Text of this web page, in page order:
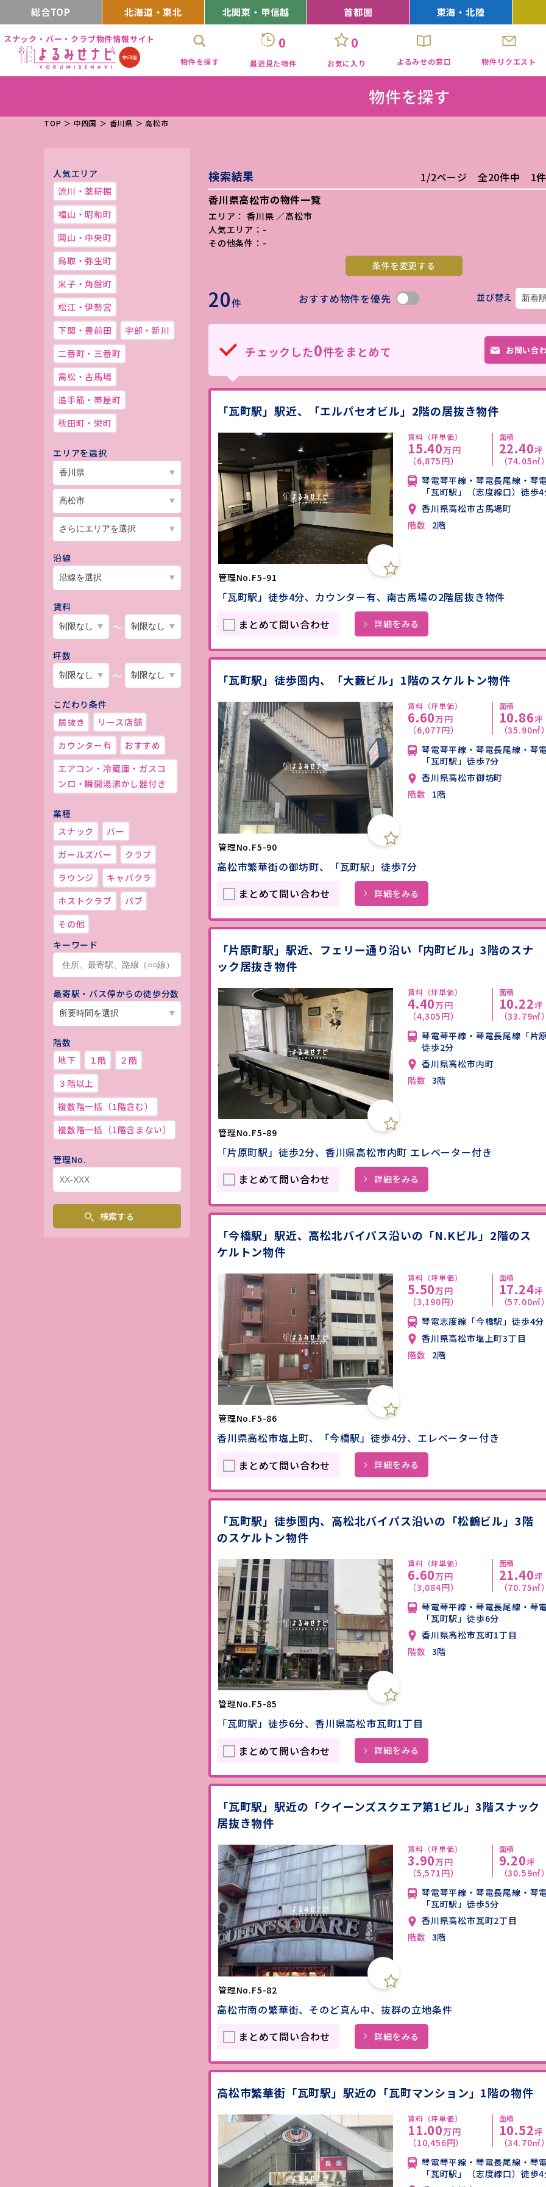
総合TOP 北海道・東北 北関東・甲信越 首都圏 東海・北陸
スナック・バー・クラブ物件情報サイト
物件を探す
0
最近見た物件
0
お気に入り よるみせの窓口 物件リクエスト
物件を探す
TOP ＞ 中四国 ＞ 香川県 ＞高松市
人気エリア
流川・薬研掘
福山・昭和町
岡山・中央町
鳥取・弥生町
米子・角盤町
松江・伊勢宮
下関・豊前田
宇部・新川
二番町・三番町
高松・古馬場
追手筋・帯屋町
秋田町・栄町
エリアを選択
沿線
賃料
～
坪数
～
こだわり条件
居抜き
リース店舗
カウンター有
おすすめ
エアコン・冷蔵庫・ガスコ
ンロ・瞬間湯沸かし器付き
業種
スナック
バー
ガールズバー
クラブ
ラウンジ
キャバクラ
ホストクラブ
パブ
その他
キーワード
最寄駅・バス停からの徒歩分数
階数
地下
１階
２階
３階以上
複数階一括（1階含む）
複数階一括（1階含まない）
管理No.
検索する
検索結果
1/2ページ 全20件中 1件
香川県高松市の物件一覧
エリア： 香川県 ／高松市
人気エリア：-
その他条件：-
条件を変更する
20件 おすすめ物件を優先 並び替え
チェックした0件をまとめて お問い合
「瓦町駅」駅近、「エルパセオビル」2階の居抜き物件
管理No.F5-91
賃料（坪単価）
15.40万円
（6,875円）
面積
22.40坪
（74.05㎡
琴電琴平線・琴電長尾線・琴
「瓦町駅」（志度線口）徒歩
香川県高松市古馬場町
階数
2階
「瓦町駅」徒歩4分、カウンター有、南古馬場の2階居抜き物件
まとめて問い合わせ
詳細をみる
「瓦町駅」徒歩圏内、「大藪ビル」1階のスケルトン物件
管理No.F5-90
賃料（坪単価）
6.60万円
（6,077円）
面積
10.86坪
（35.90㎡
琴電琴平線・琴電長尾線・琴
「瓦町駅」徒歩7分
香川県高松市御坊町
階数
1階
高松市繁華街の御坊町、「瓦町駅」徒歩7分
まとめて問い合わせ
詳細をみる
「片原町駅」駅近、フェリー通り沿い「内町ビル」3階のスナ
ック居抜き物件
管理No.F5-89
賃料（坪単価）
4.40万円
（4,305円）
面積
10.22坪
（33.79㎡
琴電琴平線・琴電長尾線「片
徒歩2分
香川県高松市内町
階数 3階
「片原町駅」徒歩2分、香川県高松市内町 エレベーター付き
まとめて問い合わせ
詳細をみる
「今橋駅」駅近、高松北バイパス沿いの「N.Kビル」2階のス
ケルトン物件
管理No.F5-86
賃料（坪単価）
5.50万円
（3,190円）
面積
17.24坪
（57.00㎡
琴電志度線「今橋駅」徒歩4分
香川県高松市塩上町3丁目
階数
2階
香川県高松市塩上町、「今橋駅」徒歩4分、エレベーター付き
まとめて問い合わせ
詳細をみる
「瓦町駅」徒歩圏内、高松北バイパス沿いの「松鶴ビル」3階
のスケルトン物件
管理No.F5-85
賃料（坪単価）
6.60万円
（3,084円）
面積
21.40坪
（70.75㎡
琴電琴平線・琴電長尾線・琴
「瓦町駅」徒歩6分
香川県高松市瓦町1丁目
階数 3階
「瓦町駅」徒歩6分、香川県高松市瓦町1丁目
まとめて問い合わせ
詳細をみる
「瓦町駅」駅近の「クイーンズスクエア第1ビル」3階スナック
居抜き物件
管理No.F5-82
賃料（坪単価）
3.90万円
（5,571円）
面積
9.20坪
（30.59㎡
琴電琴平線・琴電長尾線・琴
「瓦町駅」徒歩5分
香川県高松市瓦町2丁目
階数 3階
高松市南の繁華街、そのど真ん中、抜群の立地条件
まとめて問い合わせ
詳細をみる
高松市繁華街「瓦町駅」駅近の「瓦町マンション」1階の物件
賃料（坪単価）
11.00万円
（10,456円）
面積
10.52坪
（34.70㎡
琴電琴平線・琴電長尾線・琴
「瓦町駅」（志度線口）徒歩